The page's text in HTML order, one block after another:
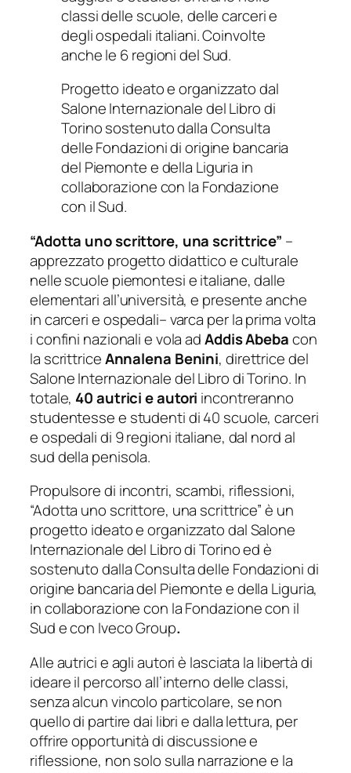
classi delle scuole, delle carceri e
degli ospedali italiani. Coinvolte
anche le 6 regioni del Sud.
Progetto ideato e organizzato dal
Salone Internazionale del Libro di
Torinosostenuto dalla Consulta
delle Fondazioni di origine bancaria
del Piemonte e della Liguria in
collaborazione con la Fondazione
con il Sud.
“Adotta uno scrittore, una scrittrice” –
apprezzato progetto didattico e culturale
nelle scuole piemontesi e italiane, dalle
elementari all’università, e presente anche
in carceri e ospedali– varca per la prima volta
i confini nazionali e vola adAddisAbebacon
la scrittriceAnnalena Benini, direttrice del
Salone Internazionale del Libro di Torino. In
totale, 40 autrici e autori incontreranno
studentesse e studenti di 40 scuole, carceri
e ospedali di 9 regioni italiane, dal nord al
sud della penisola.
Propulsore di incontri, scambi, riflessioni,
“Adotta uno scrittore, una scrittrice” è un
progetto ideato e organizzato dal Salone
Internazionale del Libro di Torino ed è
sostenuto dalla Consulta delle Fondazioni di
origine bancaria del Piemonte e della Liguria,
in collaborazione con la Fondazione con il
Sud e con Iveco Group.
Alle autrici e agli autori è lasciata la libertà di
ideare il percorso all’interno delle classi,
senza alcun vincolo particolare, se non
quello di partire dai libri e dalla lettura, per
offrire opportunità di discussione e
riflessione, non solo sulla narrazione e la